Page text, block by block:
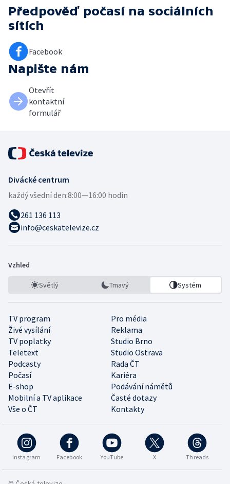
Předpověď počasí na sociálních
sítích
Facebook
Napište nám
Otevřít
kontaktní
formulář
Divácké centrum
každý všední den:8:00—16:00 hodin
261 136 113
info@ceskatelevize.cz
Vzhled
Světlý Tmavý Systém
TV program
Pro média
Živé vysílání
Reklama
TV poplatky
Studio Brno
Teletext
Studio Ostrava
Podcasty
Rada ČT
Počasí
Kariéra
E-shop
Podávání námětů
Mobilní a TV aplikace
Časté dotazy
Vše o ČT
Kontakty
Instagram Facebook YouTube X Threads